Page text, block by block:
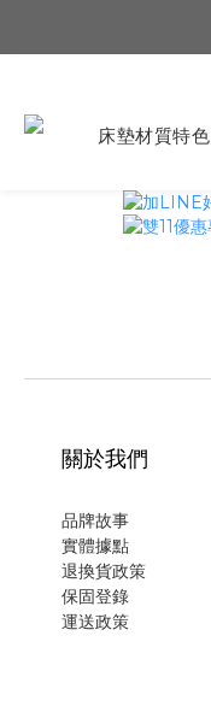
床墊材質特色
關於我們
品牌故事
實體據點
退換貨政策
保固登錄
運送政策